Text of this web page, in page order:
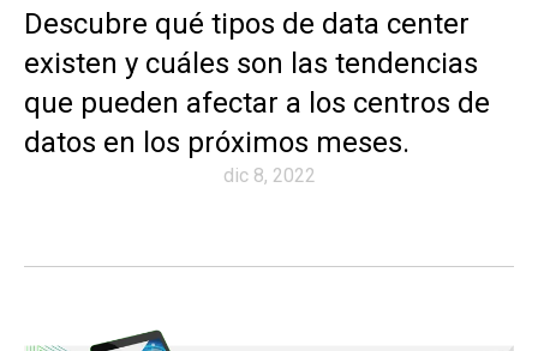
Descubre qué tipos de data center
existen y cuáles son las tendencias
que pueden afectar a los centros de
datos en los próximos meses.
dic 8, 2022